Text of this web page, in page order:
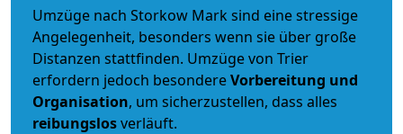
Umzüge nach Storkow Mark sind eine stressige
Angelegenheit, besonders wenn sie über große
Distanzen stattfinden. Umzüge von Trier
erfordern jedoch besondereVorbereitung und
Organisation, um sicherzustellen, dass alles
reibungslosverläuft.